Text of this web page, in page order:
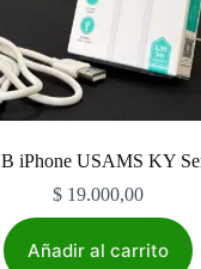
iPhone USAMS KY
$ 19.000,00
Añadir al carrito